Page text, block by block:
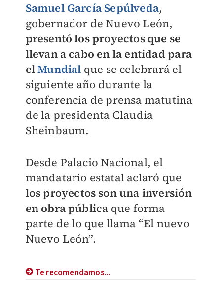
Samuel García Sepúlveda,
gobernador de Nuevo León,
presentó los proyectos que se
llevan a cabo en la entidad para
elMundial que se celebrará el
siguiente año durante la
conferencia de prensa matutina
de la presidenta Claudia
Sheinbaum.
Desde Palacio Nacional, el
mandatario estatal aclaró que
los proyectos son una inversión
en obra pública que forma
parte de lo que llama “El nuevo
Nuevo León”.
Te recomendamos...